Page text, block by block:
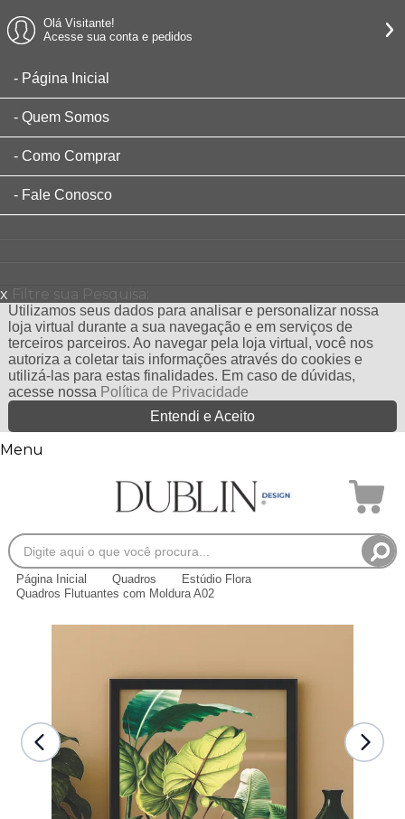
Olá Visitante!
Acesse sua conta e pedidos
Página Inicial
Quem Somos
Como Comprar
Fale Conosco
x Filtre sua Pesquisa:
Utilizamos seus dados para analisar e personalizar nossa
loja virtual durante a sua navegação e em serviços de
terceiros parceiros. Ao navegar pela loja virtual, você nos
autoriza a coletar tais informações através do cookies e
utilizá-las para estas finalidades. Em caso de dúvidas,
acesse nossa Política de Privacidade
Entendi e Aceito
Menu
Página Inicial Quadros
Estúdio Flora
Quadros Flutuantes com Moldura A02